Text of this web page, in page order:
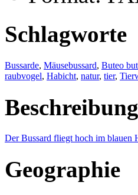
Schlagworte
Bussarde, Mäusebussard, Buteo
raubvogel, Habicht, natur, tier,
Beschreibung
Der Bussard fliegt hoch im blauen
Geographie